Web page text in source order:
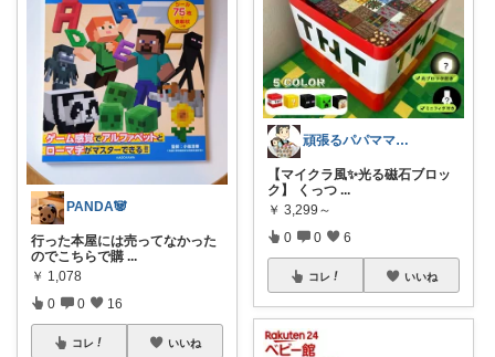
PANDA🐼
行った本屋には売ってなかった
のでこちらで購 ...
￥ 1,078
0 0 16
コレ いいね
頑張るパパママ応援隊@育児・子供用品紹介
【マイクラ風✨光る磁石ブロッ
ク】 くっつ ...
￥ 3,299～
0 0 6
コレ いいね